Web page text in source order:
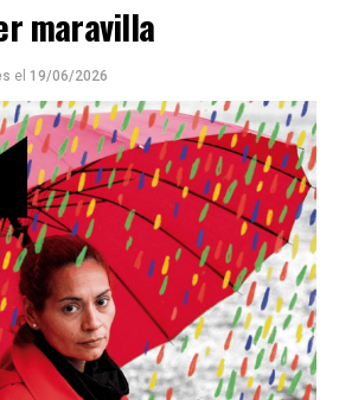
☝️viene con doble tapa, que
Sin chamuyo, a remarla.
en PDF
maravilla
el 19/06/2026